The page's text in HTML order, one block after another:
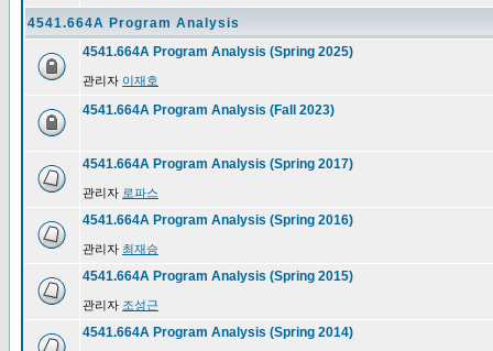
4541.664A Program Analysis
4541.664A Program Analysis (Spring 2025)
관리자 이재호
4541.664A Program Analysis (Fall 2023)
4541.664A Program Analysis (Spring 2017)
관리자 로파스
4541.664A Program Analysis (Spring 2016)
관리자 최재승
4541.664A Program Analysis (Spring 2015)
관리자 조성근
4541.664A Program Analysis (Spring 2014)